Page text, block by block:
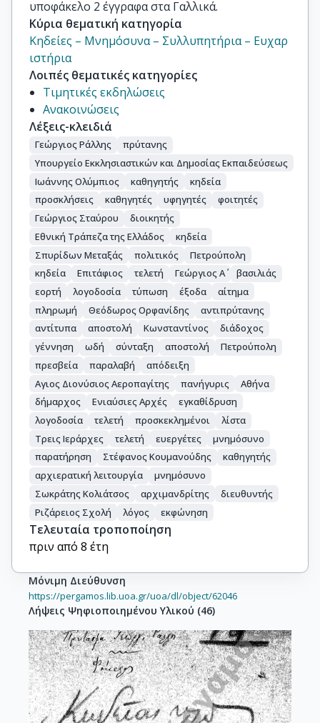
υποφάκελο 2 έγγραφα στα Γαλλικά.
Κύρια θεματική κατηγορία
Κηδείες – Μνημόσυνα – Συλλυπητήρια – Ευχαρ
ιστήρια
Λοιπές θεματικές κατηγορίες
Τιμητικές εκδηλώσεις
Ανακοινώσεις
Λέξεις-κλειδιά
Γεώργιος Ράλλης
πρύτανης
Υπουργείο Εκκλησιαστικών και Δημοσίας Εκπαιδεύσεως
Ιωάννης Ολύμπιος
καθηγητής
κηδεία
προσκλήσεις
καθηγητές υφηγητές
φοιτητές
Γεώργιος Σταύρου
διοικητής
Εθνική Τράπεζα της Ελλάδος
κηδεία
Σπυρίδων Μεταξάς
πολιτικός
Πετρούπολη
κηδεία
Επιτάφιος τελετή Γεώργιος Α΄
βασιλιάς
εορτή
λογοδοσία τύπωση έξοδα
αίτημα
πληρωμή
Θεόδωρος Ορφανίδης
αντιπρύτανης
αντίτυπα
αποστολή Κωνσταντίνος
διάδοχος
γέννηση
ωδή σύνταξη αποστολή
Πετρούπολη
πρεσβεία
παραλαβή
απόδειξη
Αγιος Διονύσιος Αεροπαγίτης
πανήγυρις
Αθήνα
δήμαρχος
Ενιαύσιες Αρχές
εγκαθίδρυση
λογοδοσία
τελετή προσκεκλημένοι
λίστα
Τρεις Ιεράρχες
τελετή ευεργέτες
μνημόσυνο
παρατήρηση
Στέφανος Κουμανούδης
καθηγητής
αρχιερατική λειτουργία
μνημόσυνο
Σωκράτης Κολιάτσος
αρχιμανδρίτης
διευθυντής
Ριζάρειος Σχολή
λόγος εκφώνηση
Τελευταία τροποποίηση
πριν από 8 έτη
Μόνιμη Διεύθυνση
https://pergamos.lib.uoa.gr/uoa/dl/object/62046
Λήψεις Ψηφιοποιημένου Υλικού (46)